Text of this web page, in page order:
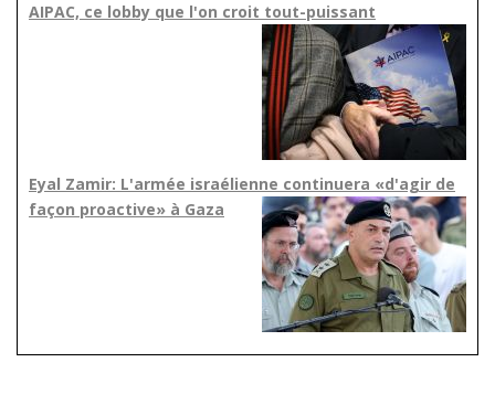
AIPAC, ce lobby que l'on croit tout-puissant
Eyal Zamir: L'armée israélienne continuera «d'agir de
façon proactive» à Gaza